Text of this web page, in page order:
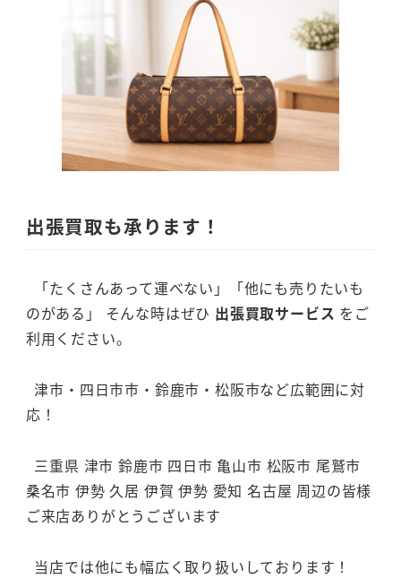
出張買取も承ります！
「たくさんあって運べない」「他にも売りたいも
のがある」 そんな時はぜひ 出張買取サービス をご
利用ください。
津市・四日市市・鈴鹿市・松阪市など広範囲に対
応！
三重県 津市 鈴鹿市 四日市 亀山市 松阪市 尾鷲市
桑名市 伊勢 久居 伊賀 伊勢 愛知 名古屋 周辺の皆様
ご来店ありがとうございます
当店では他にも幅広く取り扱いしております！